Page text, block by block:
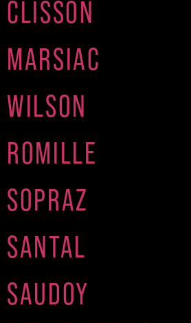
CLISSON
MARSIAC
WILSON
ROMILLE
SOPRAZ
SANTAL
SAUDOY